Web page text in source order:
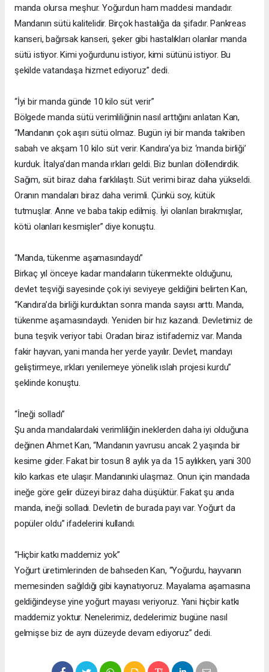
manda olursa meşhur. Yoğurdun ham maddesi mandadır.
Mandanın sütü kalitelidir. Birçok hastalığa da şifadır. Pankreas
kanseri, bağırsak kanseri, şeker gibi hastalıkları olanlar manda
sütü istiyor. Kimi yoğurdunu istiyor, kimi sütünü istiyor. Bu
şekilde vatandaşa hizmet ediyoruz” dedi.
“İyi bir manda günde 10 kilo süt verir”
Bölgede manda sütü verimliliğinin nasıl arttığını anlatan Kan,
“Mandanın çok aşırı sütü olmaz. Bugün iyi bir manda takriben
sabah ve akşam 10 kilo süt verir. Kandıra’ya biz ‘manda birliği’
kurduk. İtalya’dan manda ırkları geldi. Biz bunları döllendirdik.
Sağım, süt biraz daha farklılaştı. Süt verimi biraz daha yükseldi.
Oranın mandaları biraz daha verimli. Çünkü soy, kütük
tutmuşlar. Anne ve baba takip edilmiş. İyi olanları bırakmışlar,
kötü olanları kesmişler” diye konuştu.
“Manda, tükenme aşamasındaydı”
Birkaç yıl önceye kadar mandaların tükenmekte olduğunu,
devlet teşviği sayesinde çok iyi seviyeye geldiğini belirten Kan,
“Kandıra’da birliği kurduktan sonra manda sayısı arttı. Manda,
tükenme aşamasındaydı. Yeniden bir hız kazandı. Devletimiz de
buna teşvik veriyor tabi. Oradan biraz istifademiz var. Manda
fakir hayvan, yani manda her yerde yayılır. Devlet, mandayı
geliştirmeye, ırkları yenilemeye yönelik ıslah projesi kurdu”
şeklinde konuştu.
“İneği solladı”
Şu anda mandalardaki verimliliğin ineklerden daha iyi olduğuna
değinen Ahmet Kan, “Mandanın yavrusu ancak 2 yaşında bir
kesime gider. Fakat bir tosun 8 aylık ya da 15 aylıkken, yani 300
kilo karkas ete ulaşır. Mandanınki ulaşmaz. Onun için mandada
ineğe göre gelir düzeyi biraz daha düşüktür. Fakat şu anda
manda, ineği solladı. Devletin de burada payı var. Yoğurt da
popüler oldu” ifadelerini kullandı.
“Hiçbir katkı maddemiz yok”
Yoğurt üretimlerinden de bahseden Kan, “Yoğurdu, hayvanın
memesinden sağıldığı gibi kaynatıyoruz. Mayalama aşamasına
geldiğindeyse yine yoğurt mayası veriyoruz. Yani hiçbir katkı
maddemiz yoktur. Nenelerimiz, dedelerimiz bugüne nasıl
gelmişse biz de aynı düzeyde devam ediyoruz” dedi.